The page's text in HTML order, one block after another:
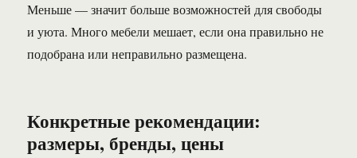
Меньше — значит больше возможностей для свободы
и уюта. Много мебели мешает, если она правильно не
подобрана или неправильно размещена.
Конкретные рекомендации:
размеры, бренды, цены